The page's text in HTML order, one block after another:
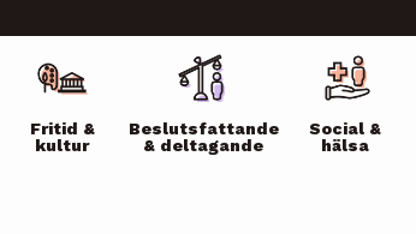
Fritid &
kultur
Beslutsfattande
& deltagande
Social &
hälsa